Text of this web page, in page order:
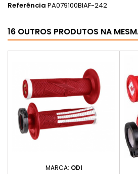
Referência PA079100BIAF-242
16 OUTROS PRODUTOS NA
MARCA: ODI